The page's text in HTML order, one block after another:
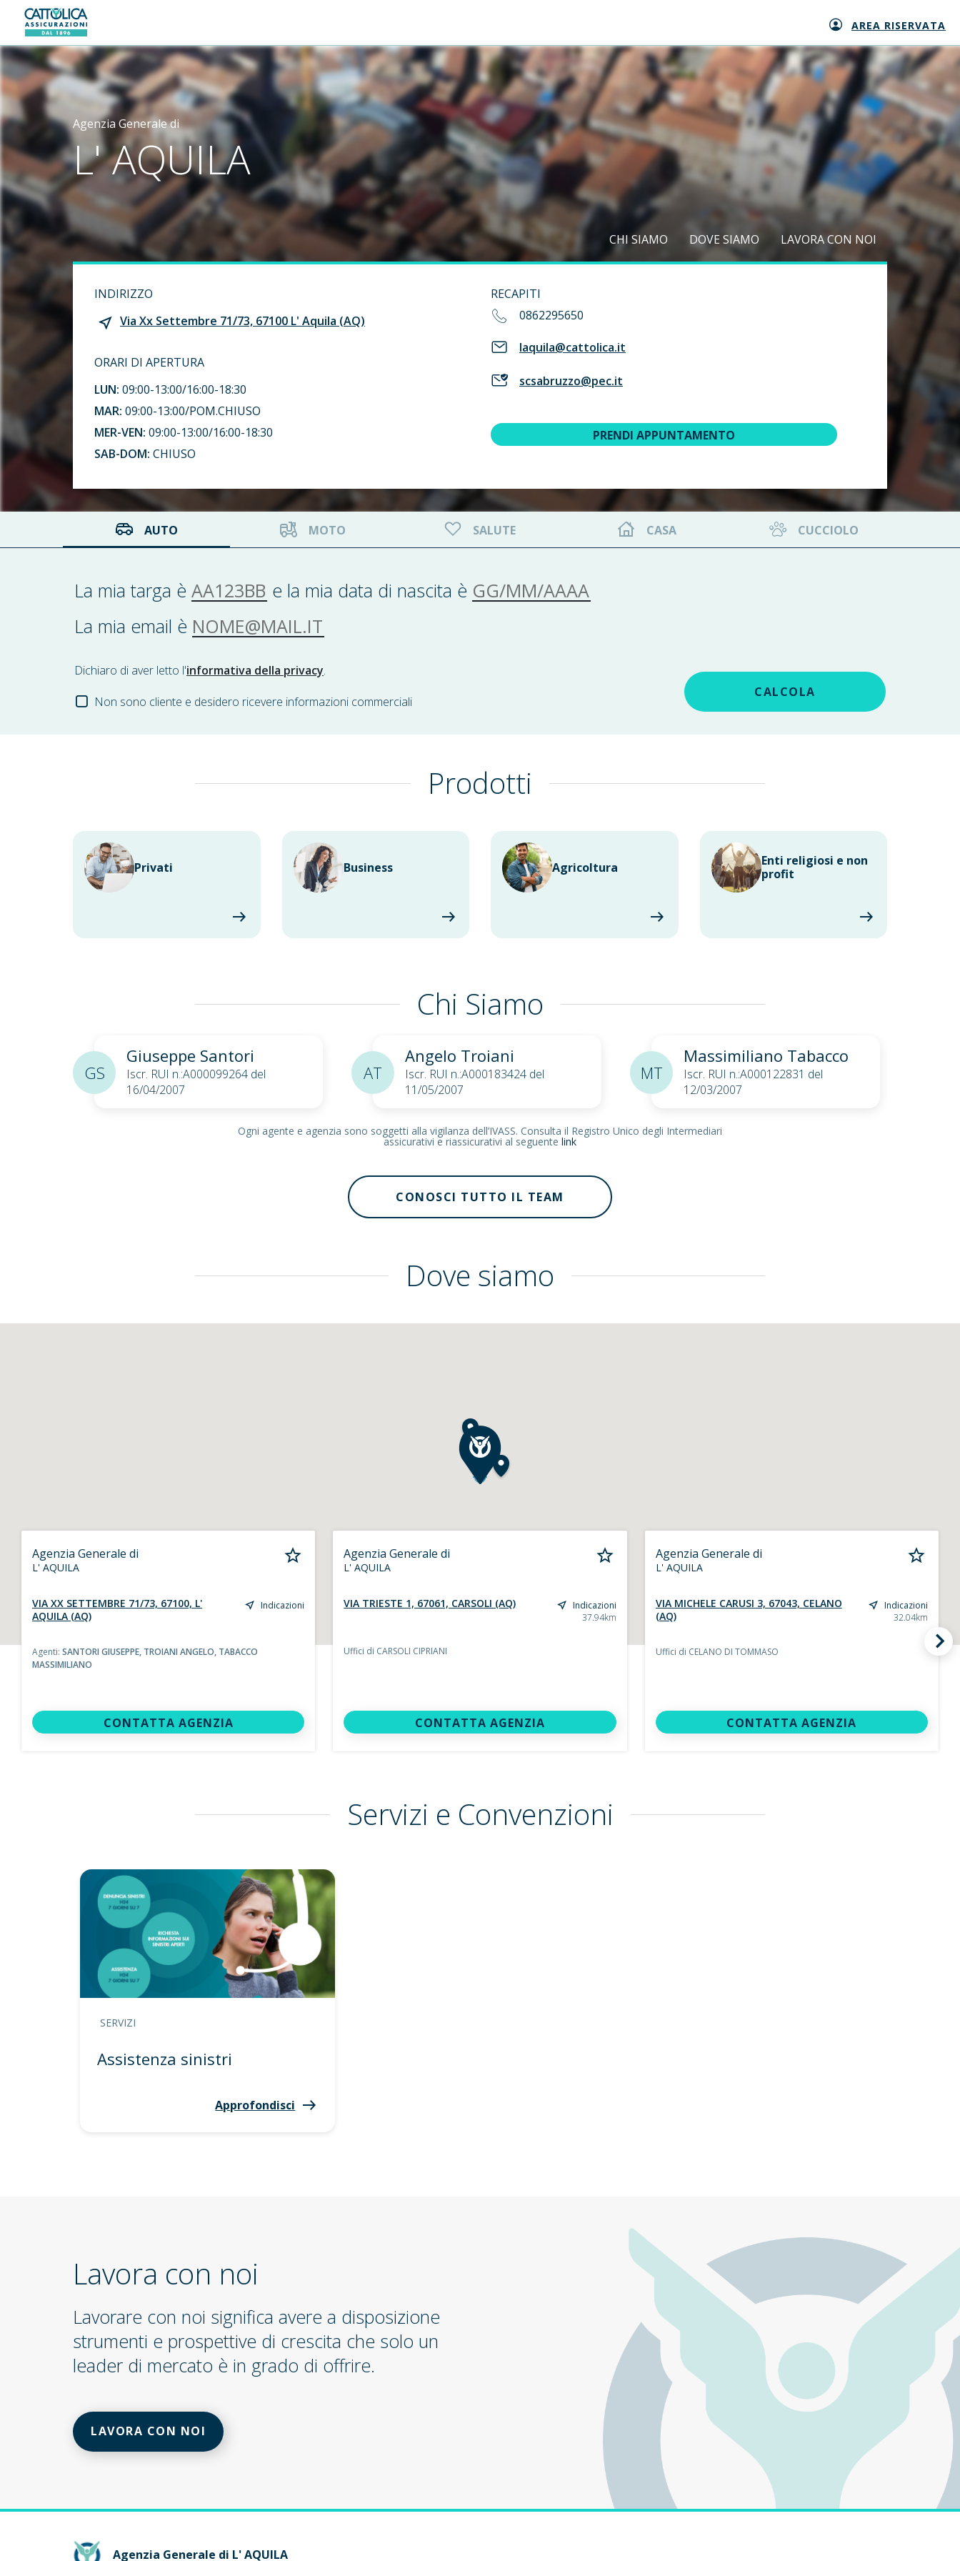
Generali logo AREA RISERVATA
Agenzia Generale di
L' AQUILA
CHI SIAMO DOVE SIAMO LAVORA CON NOI
INDIRIZZO
Via Xx Settembre 71/73, 67100 L' Aquila (AQ)
ORARI DI APERTURA
LUN: 09:00-13:00/16:00-18:30
MAR: 09:00-13:00/POM.CHIUSO
MER-VEN: 09:00-13:00/16:00-18:30
SAB-DOM: CHIUSO
RECAPITI
0862295650
laquila@cattolica.it
scsabruzzo@pec.it
PRENDI APPUNTAMENTO
AUTO MOTO SALUTE CASA CUCCIOLO
La mia targa èAA123BB e la mia data di nascita èGG/MM/AAAA
La mia email èNOME@MAIL.IT
Dichiaro di aver letto l'informativa della privacy.
Non sono cliente e desidero ricevere informazioni commerciali
CALCOLA
Prodotti
Privati Business Agricoltura
Enti religiosi e non
profit
Chi Siamo
Giuseppe Santori
Iscr. RUI n.:A000099264 del
16/04/2007
GS
Angelo Troiani
Iscr. RUI n.:A000183424 del
11/05/2007
AT
Massimiliano Tabacco
Iscr. RUI n.:A000122831 del
12/03/2007
MT
Ogni agente e agenzia sono soggetti alla vigilanza dell’IVASS. Consulta il Registro Unico degli Intermediari
assicurativi e riassicurativi al seguente link
CONOSCI TUTTO IL TEAM
Dove siamo
Agenzia Generale di
L' AQUILA
VIA XX SETTEMBRE 71/73, 67100, L'
AQUILA (AQ)
Indicazioni
Agenti: SANTORI GIUSEPPE, TROIANI ANGELO, TABACCO
MASSIMILIANO
CONTATTA AGENZIA
Agenzia Generale di
L' AQUILA
VIA TRIESTE 1, 67061, CARSOLI (AQ)
Indicazioni
37.94km
Uffici di CARSOLI CIPRIANI
CONTATTA AGENZIA
Agenzia Generale di
L' AQUILA
VIA MICHELE CARUSI 3, 67043, CELANO
(AQ)
Indicazioni
32.04km
Uffici di CELANO DI TOMMASO
CONTATTA AGENZIA
Servizi e Convenzioni
SERVIZI
Assistenza sinistri
Approfondisci
Lavora con noi
Lavorare con noi significa avere a disposizione
strumenti e prospettive di crescita che solo un
leader di mercato è in grado di offrire.
LAVORA CON NOI
Agenzia Generale di L' AQUILA